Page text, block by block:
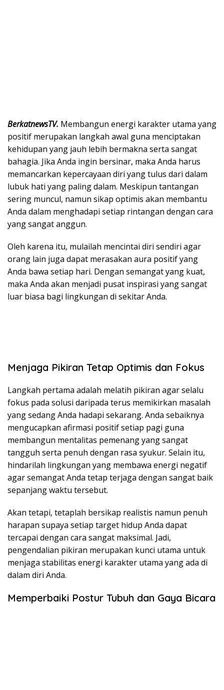
BerkatnewsTV. Membangun energi karakter utama yang
positif merupakan langkah awal guna menciptakan
kehidupan yang jauh lebih bermakna serta sangat
bahagia. Jika Anda ingin bersinar, maka Anda harus
memancarkan kepercayaan diri yang tulus dari dalam
lubuk hati yang paling dalam. Meskipun tantangan
sering muncul, namun sikap optimis akan membantu
Anda dalam menghadapi setiap rintangan dengan cara
yang sangat anggun.
Oleh karena itu, mulailah mencintai diri sendiri agar
orang lain juga dapat merasakan aura positif yang
Anda bawa setiap hari. Dengan semangat yang kuat,
maka Anda akan menjadi pusat inspirasi yang sangat
luar biasa bagi lingkungan di sekitar Anda.
Menjaga Pikiran Tetap Optimis dan Fokus
Langkah pertama adalah melatih pikiran agar selalu
fokus pada solusi daripada terus memikirkan masalah
yang sedang Anda hadapi sekarang. Anda sebaiknya
mengucapkan afirmasi positif setiap pagi guna
membangun mentalitas pemenang yang sangat
tangguh serta penuh dengan rasa syukur. Selain itu,
hindarilah lingkungan yang membawa energi negatif
agar semangat Anda tetap terjaga dengan sangat baik
sepanjang waktu tersebut.
Akan tetapi, tetaplah bersikap realistis namun penuh
harapan supaya setiap target hidup Anda dapat
tercapai dengan cara sangat maksimal. Jadi,
pengendalian pikiran merupakan kunci utama untuk
menjaga stabilitas energi karakter utama yang ada di
dalam diri Anda.
Memperbaiki Postur Tubuh dan Gaya Bicara